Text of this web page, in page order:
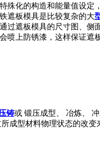
殊化的构造和能量值设定
遮板模具是比较复杂的大
过遮板模具的尺寸图、
上防锈漆，这样保证遮
铸或 锻压成型、 冶炼、
成型材料物理状态的改变